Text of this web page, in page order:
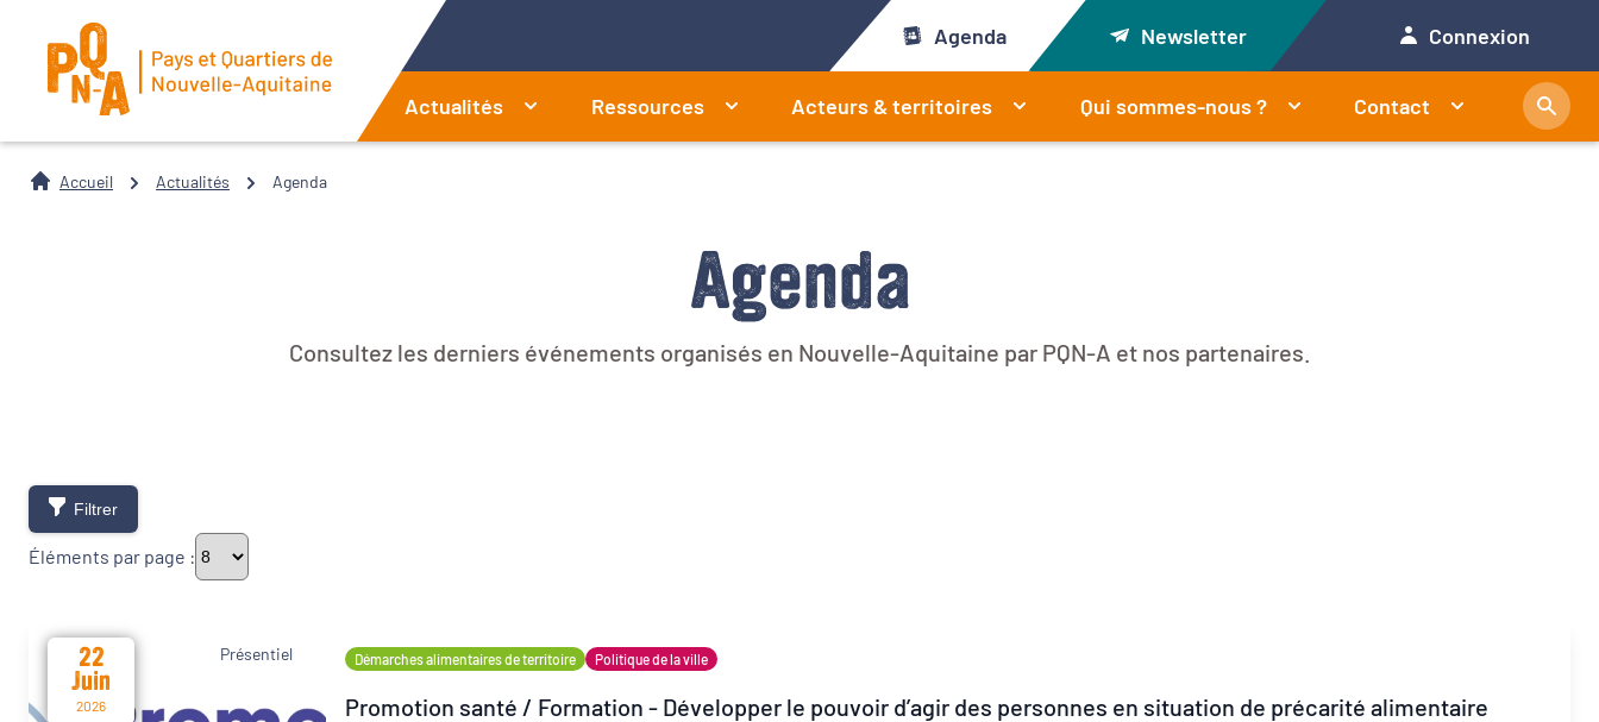
Agenda Newsletter Connexion
Actualités Ressources Acteurs & territoires Qui sommes-nous ? Contact
Accueil Actualités Agenda
Agenda
Consultez les derniers événements organisés en Nouvelle-Aquitaine par PQN-A et nos partenaires.
Filtrer
Éléments par page :
Thématiques
Démarches alimentaires de territoire Développement territorial Inclusion numérique
22
Juin
2026
Présentiel Démarches alimentaires de territoire Politique de la ville
Promotion santé / Formation - Développer le pouvoir d’agir des personnes en situation de précarité alimentaire